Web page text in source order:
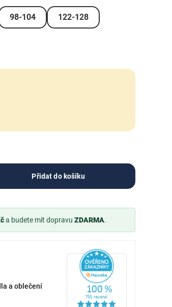
98-104 122-128
Přidat do košíku
a budete mít dopravu ZDARMA.
a oblečení